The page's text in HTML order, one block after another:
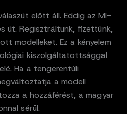
előtt áll. Eddig az MI-
út. Regisztráltunk, fizettünk,
modelleket. Ez a kényelem
kiszolgáltatottsággal
Ha a tengerentúli
a modell
a hozzáférést, a magyar
sérül.